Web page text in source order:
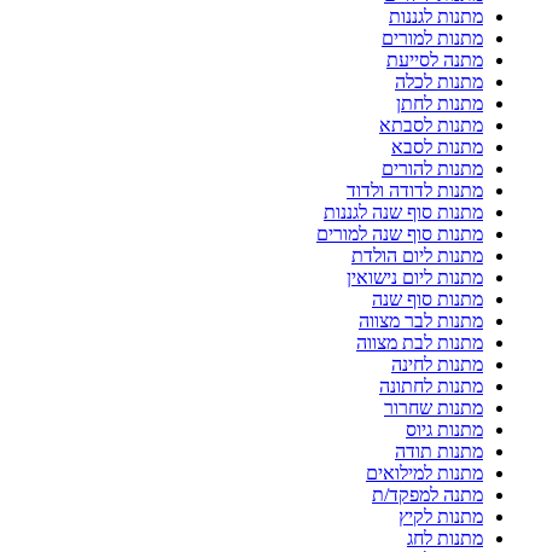
מתנות לגננות
מתנות למורים
מתנה לסייעת
מתנות לכלה
מתנות לחתן
מתנות לסבתא
מתנות לסבא
מתנות להורים
מתנות לדודה ולדוד
מתנות סוף שנה לגננות
מתנות סוף שנה למורים
מתנות ליום הולדת
מתנות ליום נישואין
מתנות סוף שנה
מתנות לבר מצווה
מתנות לבת מצווה
מתנות לחינה
מתנות לחתונה
מתנות שחרור
מתנות גיוס
מתנות תודה
מתנות למילואים
מתנה למפקד/ת
מתנות לקיץ
מתנות לחג